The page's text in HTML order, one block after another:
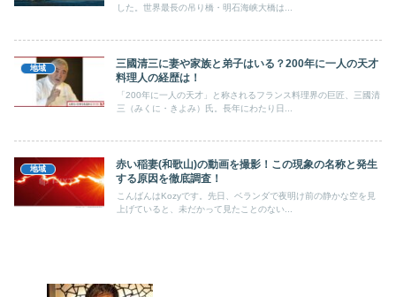
した。世界最長の吊り橋・明石海峡大橋は...
地域
三國清三に妻や家族と弟子はいる？200年に一人の天才
料理人の経歴は！
「200年に一人の天才」と称されるフランス料理界の巨匠、三國清
三（みくに・きよみ）氏。長年にわたり日...
地域
赤い稲妻(和歌山)の動画を撮影！この現象の名称と発生
する原因を徹底調査！
こんばんはKozyです。先日、ベランダで夜明け前の静かな空を見
上げていると、未だかって見たことのない...